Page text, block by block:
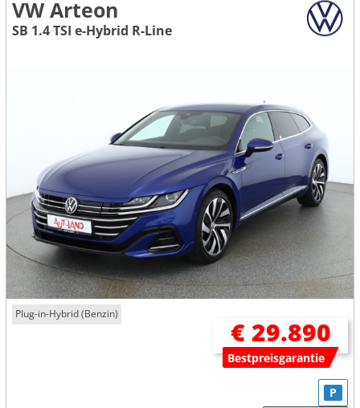
VW Arteon
SB 1.4 TSI e-Hybrid R-Line
Plug-in-Hybrid (Benzin)
€ 29.890
Bestpreisgarantie
P